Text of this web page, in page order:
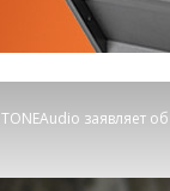
TONEAudio заявляет